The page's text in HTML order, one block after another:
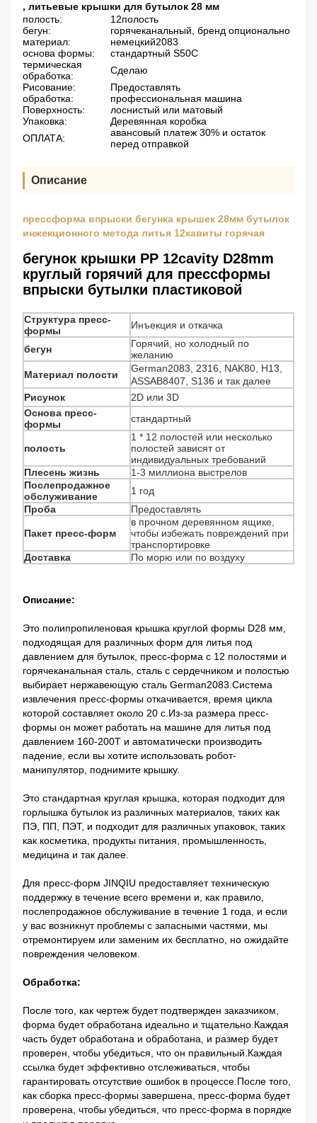
, литьевые крышки для бутылок 28 мм
полость:
12полость
бегун:
горячеканальный, бренд опционально
материал:
немецкий2083
основа формы:
стандартный S50C
термическая
обработка:
Сделаю
Рисование:
Предоставлять
обработка:
профессиональная машина
Поверхность:
лоснистый или матовый
Упаковка:
Деревянная коробка
ОПЛАТА:
авансовый платеж 30% и остаток
перед отправкой
Описание
прессформа впрыски бегунка крышек 28мм бутылок
инжекционного метода литья 12кавиты горячая
бегунок крышки PP 12cavity D28mm
круглый горячий для прессформы
впрыски бутылки пластиковой
Структура пресс-
формы
Инъекция и откачка
бегун
Горячий, но холодный по
желанию
Материал полости
German2083, 2316, NAK80, H13,
ASSAB8407, S136 и так далее
Рисунок
2D или 3D
Основа пресс-
формы
стандартный
полость
1 * 12 полостей или несколько
полостей зависят от
индивидуальных требований
Плесень жизнь
1-3 миллиона выстрелов
Послепродажное
обслуживание
1 год
Проба
Предоставлять
Пакет пресс-форм
в прочном деревянном ящике,
чтобы избежать повреждений при
транспортировке
Доставка
По морю или по воздуху
Описание:
Это полипропиленовая крышка круглой формы D28 мм,
подходящая для различных форм для литья под
давлением для бутылок, пресс-форма с 12 полостями и
горячеканальная сталь, сталь с сердечником и полостью
выбирает нержавеющую сталь German2083.Система
извлечения пресс-формы откачивается, время цикла
которой составляет около 20 с.Из-за размера пресс-
формы он может работать на машине для литья под
давлением 160-200T и автоматически производить
падение, если вы хотите использовать робот-
манипулятор, поднимите крышку.
Это стандартная круглая крышка, которая подходит для
горлышка бутылок из различных материалов, таких как
ПЭ, ПП, ПЭТ, и подходит для различных упаковок, таких
как косметика, продукты питания, промышленность,
медицина и так далее.
Для пресс-форм JINQIU предоставляет техническую
поддержку в течение всего времени и, как правило,
послепродажное обслуживание в течение 1 года, и если
у вас возникнут проблемы с запасными частями, мы
отремонтируем или заменим их бесплатно, но ожидайте
повреждения человеком.
Обработка:
После того, как чертеж будет подтвержден заказчиком,
форма будет обработана идеально и тщательно.Каждая
часть будет обработана и обработана, и размер будет
проверен, чтобы убедиться, что он правильный.Каждая
ссылка будет эффективно отслеживаться, чтобы
гарантировать отсутствие ошибок в процессе.После того,
как сборка пресс-формы завершена, пресс-форма будет
проверена, чтобы убедиться, что пресс-форма в порядке